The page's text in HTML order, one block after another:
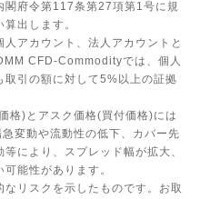
閣府令第117条第27項第1号に規
出します。
アカウント、法人アカウントと
CFD-Commodityでは、個人
取引の額に対して5%以上の証拠
格)とアスク価格(買付価格)には
変動や流動性の低下、カバー先
により、スプレッド幅が拡大、
能性があります。
リスクを示したものです。お取